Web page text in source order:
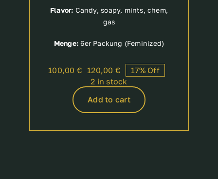
Flavor: Candy, soapy, mints, chem,
gas
Menge: 6er Packung (Feminized)
120,00€Original
price
120,00 €.
100,00 €
Current
price
100,00 €.
17% Off
2 in stock
Add to cart